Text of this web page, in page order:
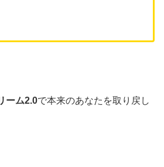
ーム2.0で本来のあなたを取り戻し